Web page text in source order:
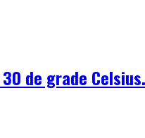
de grade